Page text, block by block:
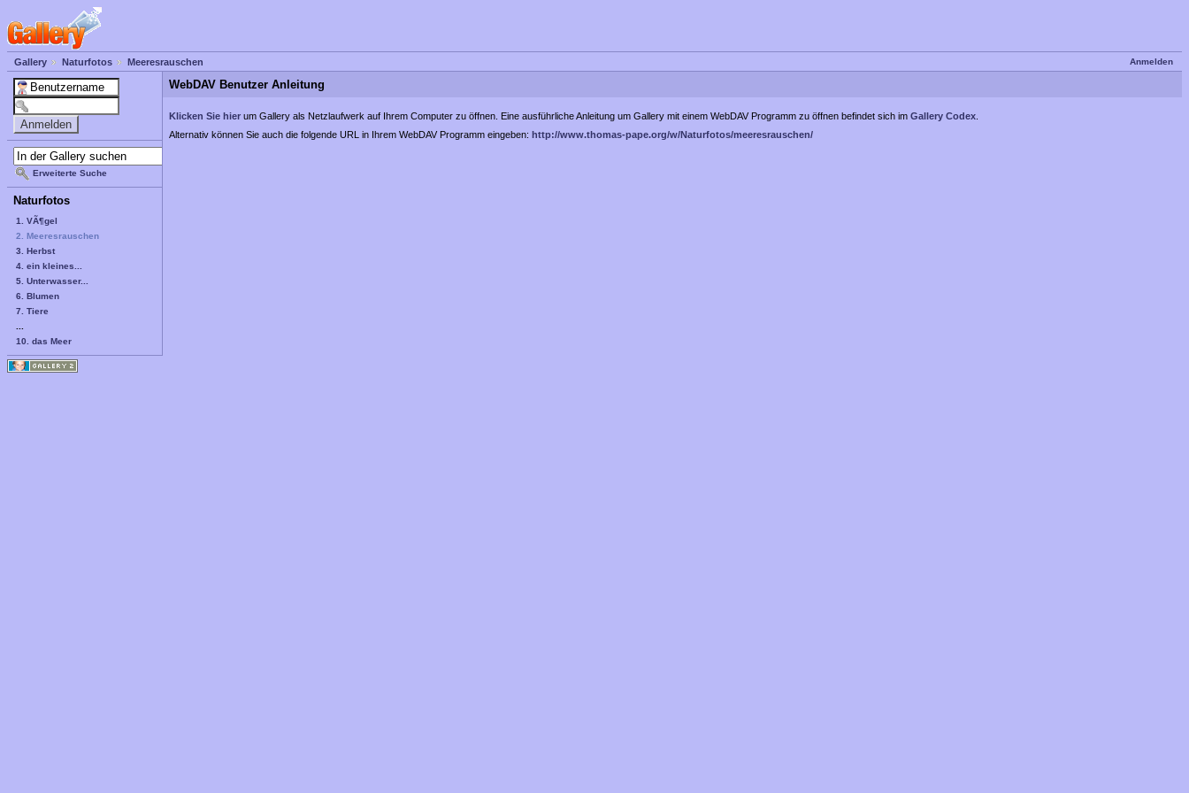
Anmelden
Gallery Naturfotos Meeresrauschen
Erweiterte Suche
Naturfotos
1. VÃ¶gel
2. Meeresrauschen
3. Herbst
4. ein kleines...
5. Unterwasser...
6. Blumen
7. Tiere
10. das Meer
WebDAV Benutzer Anleitung
Klicken Sie hier um Gallery als Netzlaufwerk auf Ihrem Computer zu öffnen. Eine ausführliche Anleitung um Gallery mit einem WebDAV Programm zu öffnen befindet sich im Gallery Codex
Alternativ können Sie auch die folgende URL in Ihrem WebDAV Programm eingeben: http://www.thomas-pape.org/w/Naturfotos/meeresrauschen/